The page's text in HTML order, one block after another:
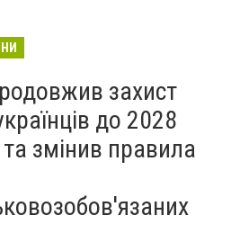
захист
до 2028
змінив правила